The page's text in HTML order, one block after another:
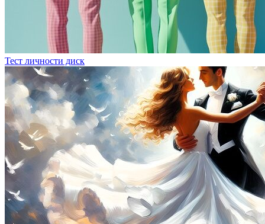
Тест личности диск